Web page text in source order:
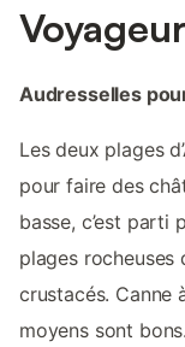
Audresselles
Les deux plages
pour faire des
basse, c’est parti
plages rocheuses
crustacés. Canne
moyens sont